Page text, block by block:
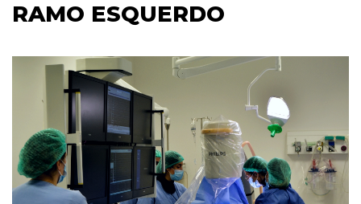
RAMO ESQUERDO